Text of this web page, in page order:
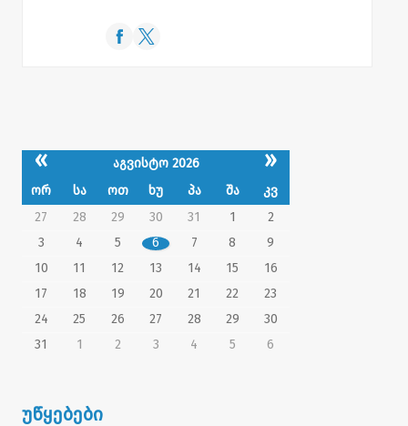
« აგვისტო 2026 »
ორ სა ოთ ხუ პა შა
კვ
27
28 29 30 31 1
2
3
4 5 6 7 8
9
10
11 12 13 14 15
16
17
18 19 20 21 22
23
24
25 26 27 28 29
30
31
1 2 3 4 5 6
უწყებები